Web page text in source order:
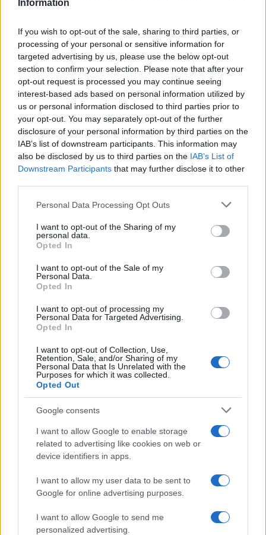
Information
If you wish to opt-out of the sale, sharing to third parties, or
processing of your personal or sensitive information for
targeted advertising by us, please use the below opt-out
section to confirm your selection. Please note that after your
opt-out request is processed you may continue seeing
interest-based ads based on personal information utilized by
us or personal information disclosed to third parties prior to
your opt-out. You may separately opt-out of the further
disclosure of your personal information by third parties on the
IAB’s list of downstream participants. This information may
also be disclosed by us to third parties on the IAB’s List of
Downstream Participants that may further disclose it to other
Please note that this website/app uses one or more Google
not limited to your visit or usage behaviour. You may click to
grant or deny consent to Google and its third-party tags to
use your data for below specified purposes in below Google
consent section.
Personal Data Processing Opt Outs
I want to opt-out of the Sharing of my
personal data.
Opted In
I want to opt-out of the Sale of my
Personal Data.
Opted In
I want to opt-out of processing my
Personal Data for Targeted Advertising.
Opted In
I want to opt-out of Collection, Use,
Retention, Sale, and/or Sharing of my
Personal Data that Is Unrelated with the
Purposes for which it was collected.
Opted Out
Google consents
I want to allow Google to enable storage
related to advertising like cookies on web or
device identifiers in apps.
I want to allow my user data to be sent to
Google for online advertising purposes.
I want to allow Google to send me
personalized advertising.
Rippl-Rónai József: Fürdőző nők
A Pintér Aukciósház a modernizmus hazai atyja, az egyik
legértékesebb magyar festő, Rippl-Rónai József 1910-es
Fürdőző nőkcímű aktfestményével jelentkezett be az
„kukoricás” korszakának egyik jellegzetes és egyedi
alkotása.
További információka Füred Art Week
honlapján.